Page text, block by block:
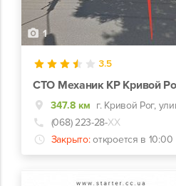
1
3.5
СТО Механик КР Кривой
347.8 км
(068) 223-28-ХХ
Закрыто: откроется в 10:00